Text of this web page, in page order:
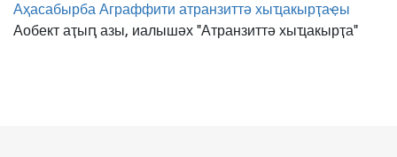
Аҳасабырба Аграффити атранзиттә хыҵакырҭаҿы
Аобект аҭыԥ азы, иалышәх "Атранзиттә хыҵакырҭа"